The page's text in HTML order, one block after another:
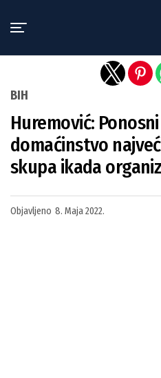
BIH
Huremović:
domaćinstvo
skupa ikada
Objavljeno 8. Maja 2022.